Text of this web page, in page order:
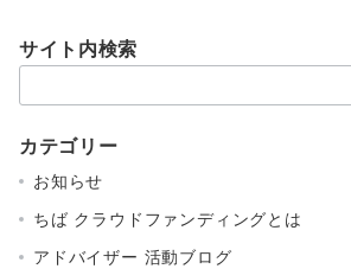
サイト内検索
索：
カテゴリー
お知らせ
ちば クラウドファンディングとは
アドバイザー 活動ブログ